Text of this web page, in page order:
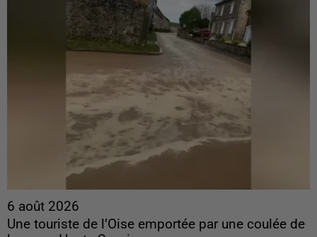
6 août 2026
Une touriste de l’Oise emportée par une coulée de